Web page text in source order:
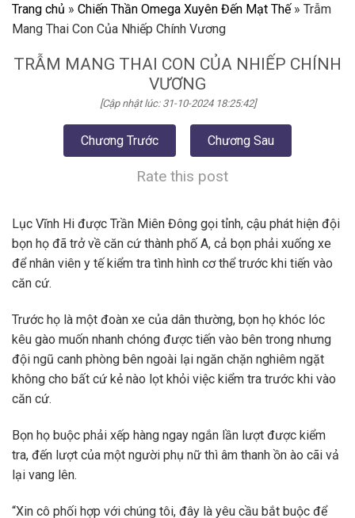
Trang chủ » Chiến Thần Omega Xuyên Đến Mạt Thế» Trẫm
Mang Thai Con Của Nhiếp Chính Vương
TRẪM MANG THAI CON CỦA NHIẾP CHÍNH
VƯƠNG
[Cập nhật lúc: 31-10-2024 18:25:42]
Chương Trước Chương Sau
Rate this post
Lục Vĩnh Hi được Trần Miên Đông gọi tỉnh, cậu phát hiện đội
bọn họ đã trở về căn cứ thành phố A, cả bọn phải xuống xe
để nhân viên y tế kiểm tra tình hình cơ thể trước khi tiến vào
căn cứ.
Trước họ là một đoàn xe của dân thường, bọn họ khóc lóc
kêu gào muốn nhanh chóng được tiến vào bên trong nhưng
đội ngũ canh phòng bên ngoài lại ngăn chặn nghiêm ngặt
không cho bất cứ kẻ nào lọt khỏi việc kiểm tra trước khi vào
căn cứ.
Bọn họ buộc phải xếp hàng ngay ngắn lần lượt được kiểm
tra, đến lượt của một người phụ nữ thì âm thanh ồn ào cãi vả
lại vang lên.
“Xin cô phối hợp với chúng tôi, đây là yêu cầu bắt buộc để